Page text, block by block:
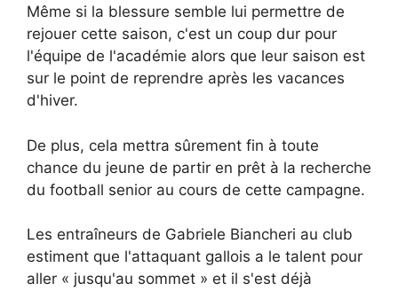
Même si la blessure semble lui permettre de
rejouer cette saison, c'est un coup dur pour
l'équipe de l'académie alors que leur saison est
sur le point de reprendre après les vacances
d'hiver.
De plus, cela mettra sûrement fin à toute
chance du jeune de partir en prêt à la recherche
du football senior au cours de cette campagne.
Les entraîneurs de Gabriele Biancheri au club
estiment que l'attaquant gallois a le talent pour
aller « jusqu'au sommet » et il s'est déjà